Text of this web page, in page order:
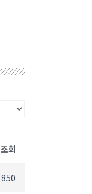
조회
850